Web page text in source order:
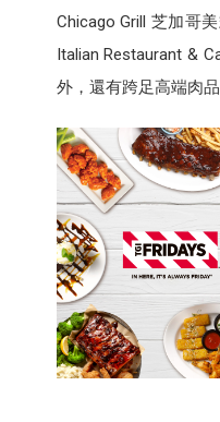
Chicago Grill 芝加哥
Italian Restaurant &
外，還有跨足高端肉